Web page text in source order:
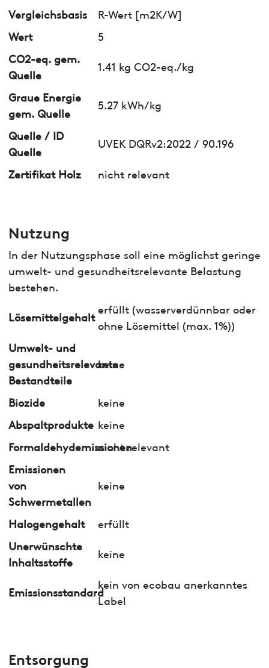
Vergleichsbasis
R-Wert [m2K/W]
Wert
5
CO2-eq. gem.
Quelle
1.41 kg CO2-eq./kg
Graue Energie
gem. Quelle
5.27 kWh/kg
Quelle / ID
Quelle
UVEK DQRv2:2022 / 90.196
Zertifikat Holz nicht relevant
Nutzung
In der Nutzungsphase soll eine möglichst geringe
umwelt- und gesundheitsrelevante Belastung
bestehen.
Lösemittelgehalt
erfüllt (wasserverdünnbar oder
ohne Lösemittel (max. 1%))
Umwelt- und
gesundheitsrelevante
Bestandteile
keine
Biozide
keine
Abspaltprodukte keine
Formaldehydemissionennicht relevant
Emissionen
von
Schwermetallen
keine
Halogengehalt
erfüllt
Unerwünschte
Inhaltsstoffe
keine
Emissionsstandard
kein von ecobau anerkanntes
Label
Entsorgung